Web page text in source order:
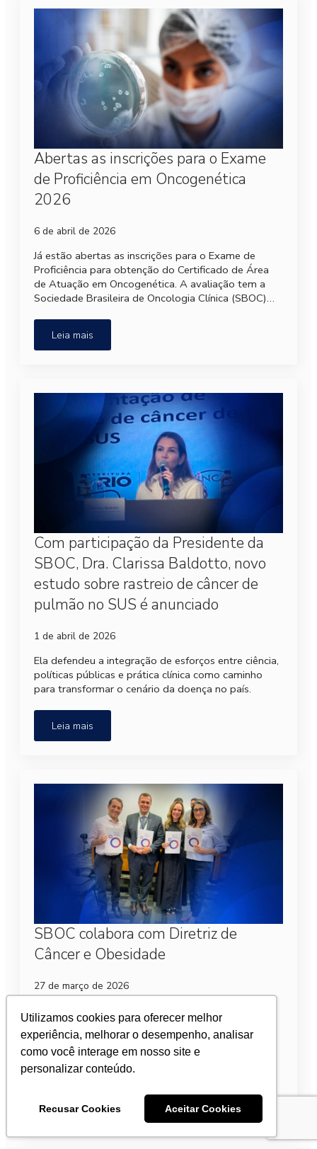
Utilizamos cookies para oferecer melhor
experiência, melhorar o desempenho, analisar
como você interage em nosso site e
personalizar conteúdo.
Recusar Cookies Aceitar Cookies
Abertas as inscrições para o Exame
de Proficiência em Oncogenética
2026
6 de abril de 2026
Já estão abertas as inscrições para o Exame de
Proficiência para obtenção do Certificado de Área
de Atuação em Oncogenética. A avaliação tem a
Sociedade Brasileira de Oncologia Clínica (SBOC)…
Leia mais
Com participação da Presidente da
SBOC, Dra. Clarissa Baldotto, novo
estudo sobre rastreio de câncer de
pulmão no SUS é anunciado
1 de abril de 2026
Ela defendeu a integração de esforços entre ciência,
políticas públicas e prática clínica como caminho
para transformar o cenário da doença no país.
Leia mais
SBOC colabora com Diretriz de
Câncer e Obesidade
27 de março de 2026
O Board de Câncer e Obesidade, iniciativa
coordenada pelo Instituto Oncoguia e pela
Obesidade Brasil, com participação da Sociedade
Brasileira de Oncologia Clínica (SBOC) e outras 10
instituições de referência…
Leia mais